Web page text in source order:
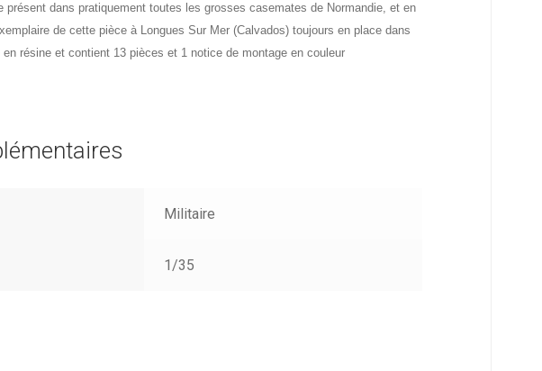
présent dans pratiquement toutes les grosses casemates de Normandie, et en
de cette pièce à Longues Sur Mer (Calvados) toujours en place dans
résine et contient 13 pièces et 1 notice de montage en couleur
Militaire
1/35